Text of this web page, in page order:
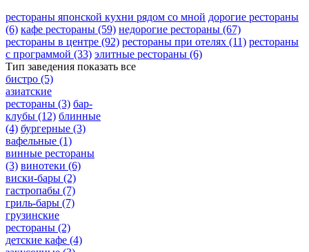
рестораны японской кухни рядом со мной дорогие рестораны
(6) кафе рестораны (59) недорогие рестораны (67)
рестораны в центре (92) рестораны при отелях (11) рестораны
с программой (33) элитные рестораны (6)
Тип заведения показать все
бистро (5)
азиатские
рестораны (3) бар-
клубы (12) блинные
(4) бургерные (3)
вафельные (1)
винные рестораны
(3) винотеки (6)
виски-бары (2)
гастропабы (7)
гриль-бары (7)
грузинские
рестораны (2)
детские кафе (4)